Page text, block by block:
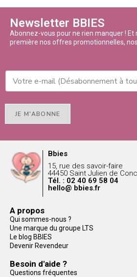
Newsletter BBIES
Abonnez-vous pour ne rien manquer ! Et
première nos offres promotionnelles,
JE M'ABONNE
Bbies
15, rue des savoir-faire
44450 Saint Julien de
Tél. : 02 40 69 58 04
hello@ bbies.fr
A propos
Qui sommes-nous ?
Une marque du groupe LTS
Le blog BBIES
Devenir Revendeur
Besoin d'aide ?
Questions fréquentes